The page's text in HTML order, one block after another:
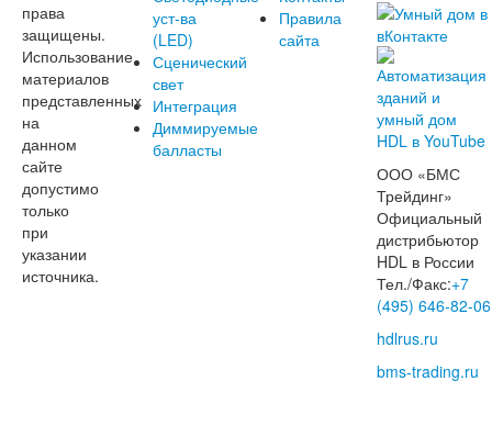
права
защищены.
Использование
материалов
представленных
на
данном
сайте
допустимо
только
при
указании
источника.
уст-ва
(LED)
Сценический
свет
Интеграция
Диммируемые
балласты
Правила
сайта
ООО «БМС
Трейдинг»
Официальный
дистрибьютор
HDL в России
Тел./Факс:+7
(495) 646-82-06
hdlrus.ru
bms-trading.ru